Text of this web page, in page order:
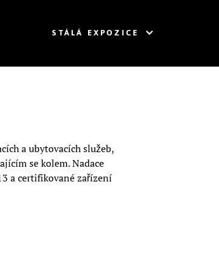
STÁLÁ EXPOZICE
a ubytovacích služeb,
se kolem. Nadace
a certifikované zařízení